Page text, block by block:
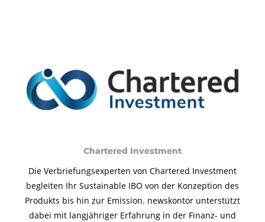
Chartered Investment
Die Verbriefungsexperten von Chartered Investment
begleiten Ihr Sustainable IBO von der Konzeption des
Produkts bis hin zur Emission. newskontor unterstützt
dabei mit langjähriger Erfahrung in der Finanz- und